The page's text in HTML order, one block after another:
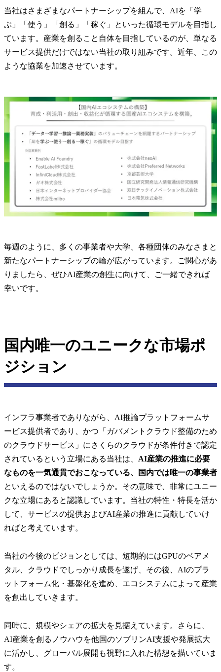
当社はさまざまなパートナーシップを組んで、AIを「学
ぶ」「使う」「創る」「稼ぐ」といった循環モデルを目指し
ています。産業を創ること自体を目指しているのが、単なる
サービス提供だけではない当社の取り組みです。近年、この
ような協業を加速させています。
毎週のように、多くの事業者や大学、各種団体のみなさまと
新たなパートナーシップの輪が広がっています。ご関心があ
りましたら、ぜひAI産業の創生に向けて、ご一緒できれば
幸いです。
国内唯一のユニークな市場ポ
ジション
インフラ事業者でありながら、AI推論プラットフォームサ
ービス提供者であり、かつ「ガバメントクラウド整備のため
のクラウドサービス」にさくらのクラウドが条件付きで認定
されているという立場にある当社は、 AI産業の推進に必要
なものを一気通貫でおこなっている、国内では唯一の事業者
といえるのではないでしょうか。その意味で、非常にユニー
クな立場にあると認識しています。当社の特性・特長を活か
して、サービスの提供およびAI産業の推進に貢献していけ
ればと考えています。
当社の今後のビジョンとしては、短期的にはGPUのベアメ
タル、クラウドでしっかり成長を遂げ、その後、AIのプラ
ットフォーム化・基盤化を進め、エコシステムによって産業
を創出していきます。
同時に、規模やシェアの拡大を見据えています。さらに、
AI産業を創るノウハウを他国のソブリンAI支援や発展拡大
に活かし、グローバル展開も視野に入れた構想を描いていま
す。